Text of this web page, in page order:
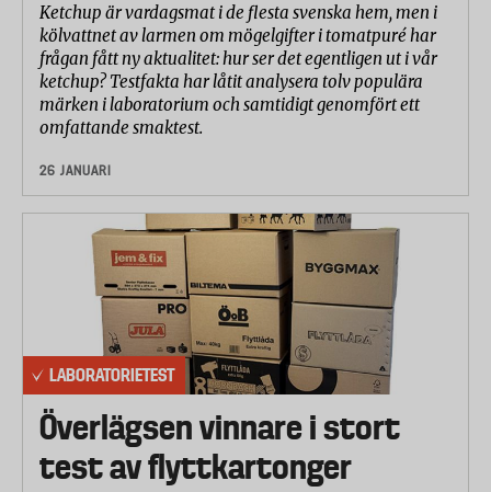
Ketchup är vardagsmat i de flesta svenska hem, men i
kölvattnet av larmen om mögelgifter i tomatpuré har
frågan fått ny aktualitet: hur ser det egentligen ut i vår
ketchup? Testfakta har låtit analysera tolv populära
märken i laboratorium och samtidigt genomfört ett
omfattande smaktest.
26 JANUARI
LABORATORIETEST
Överlägsen vinnare i stort
test av flyttkartonger